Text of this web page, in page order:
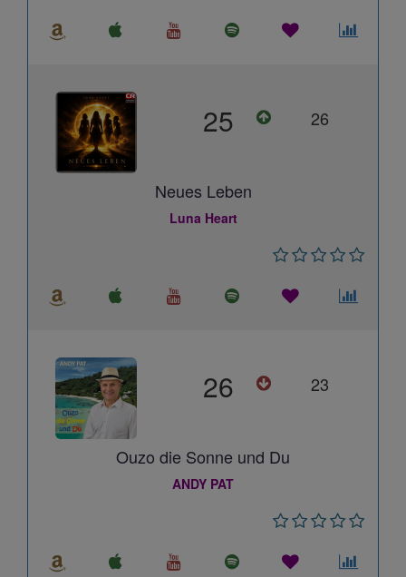
25 26
Neues Leben
Luna Heart
26 23
Ouzo die Sonne und Du
ANDY PAT